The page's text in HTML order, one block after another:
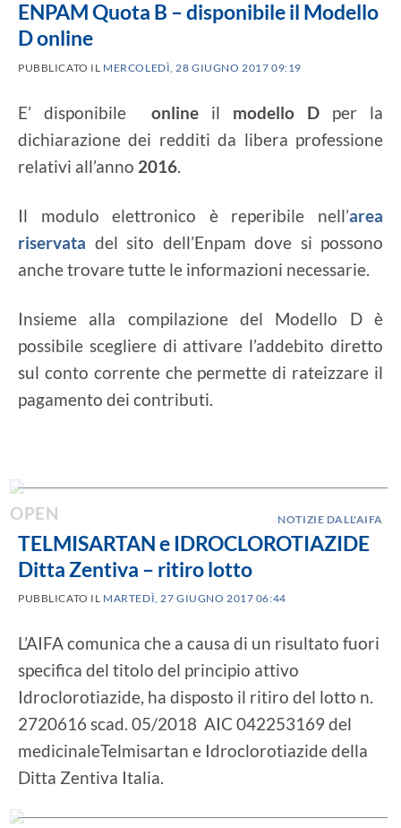
ENPAM Quota B – disponibile il Modello
D online
PUBBLICATO IL MERCOLEDÌ, 28 GIUGNO 2017 09:19
E’ disponibile online il modello D per la
dichiarazione dei redditi da libera professione
relativi all’anno 2016.
Il modulo elettronico è reperibile nell’area
riservata del sito dell’Enpam dove si possono
anche trovare tutte le informazioni necessarie.
Insieme alla compilazione del Modello D è
possibile scegliere di attivare l’addebito diretto
sul conto corrente che permette di rateizzare il
pagamento dei contributi.
NOTIZIE DALL'AIFA
TELMISARTAN e IDROCLOROTIAZIDE
Ditta Zentiva – ritiro lotto
PUBBLICATO IL MARTEDÌ, 27 GIUGNO 2017 06:44
L’AIFA comunica che a causa di un risultato fuori
specifica del titolo del principio attivo
Idroclorotiazide, ha disposto il ritiro del lotto n.
2720616 scad. 05/2018 AIC 042253169 del
medicinaleTelmisartan e Idroclorotiazide della
Ditta Zentiva Italia.